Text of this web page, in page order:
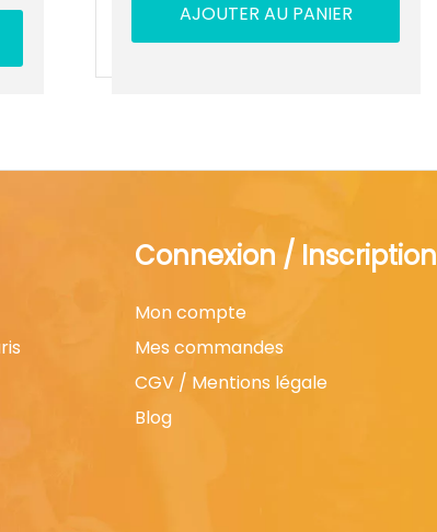
AJOUTER AU PANIER
Connexion / Inscription
Mon compte
Mes commandes
CGV / Mentions légale
Blog